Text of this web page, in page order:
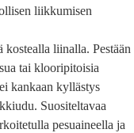
liikkumisen
kostealla liinalla. Pestään
tai klooripitoisia
kankaan kyllästys
Suositeltavaa
pesuaineella ja